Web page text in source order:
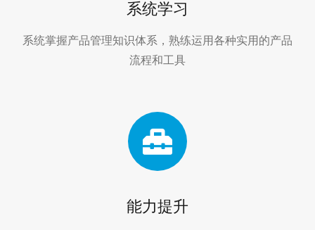
系统学习
系统掌握产品管理知识体系，熟练运用各种实用的产品
流程和工具
能力提升